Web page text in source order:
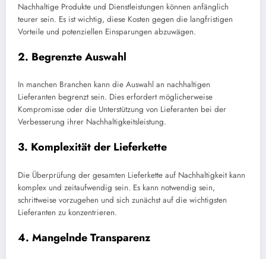
Nachhaltige Produkte und Dienstleistungen können anfänglich
teurer sein. Es ist wichtig, diese Kosten gegen die langfristigen
Vorteile und potenziellen Einsparungen abzuwägen.
2. Begrenzte Auswahl
In manchen Branchen kann die Auswahl an nachhaltigen
Lieferanten begrenzt sein. Dies erfordert möglicherweise
Kompromisse oder die Unterstützung von Lieferanten bei der
Verbesserung ihrer Nachhaltigkeitsleistung.
3. Komplexität der Lieferkette
Die Überprüfung der gesamten Lieferkette auf Nachhaltigkeit kann
komplex und zeitaufwendig sein. Es kann notwendig sein,
schrittweise vorzugehen und sich zunächst auf die wichtigsten
Lieferanten zu konzentrieren.
4. Mangelnde Transparenz